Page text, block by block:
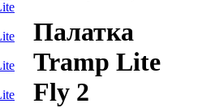
Палатка
Tramp Lite
Fly 2